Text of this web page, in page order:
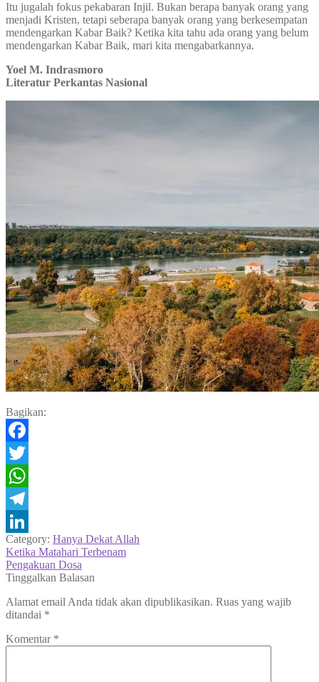
Itu jugalah fokus pekabaran Injil. Bukan berapa banyak orang yang
menjadi Kristen, tetapi seberapa banyak orang yang berkesempatan
mendengarkan Kabar Baik? Ketika kita tahu ada orang yang belum
mendengarkan Kabar Baik, mari kita mengabarkannya.
Yoel M. Indrasmoro
Literatur Perkantas Nasional
Bagikan:
Facebook
Twitter
WhatsApp
Telegram
LinkedIn
Category: Hanya Dekat Allah
Navigasi
pos
Previous
post:
Ketika Matahari Terbenam
Next
post:
Pengakuan Dosa
Tinggalkan Balasan
Alamat email Anda tidak akan dipublikasikan. Ruas yang wajib
ditandai *
Komentar *